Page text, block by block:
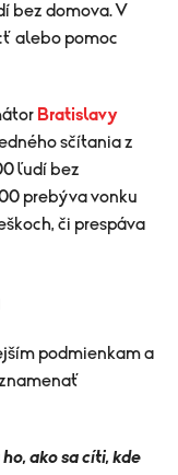
bez domova. V
alebo pomoc
Bratislavy
sčítania z
ľudí bez
prebýva vonku
či prespáva
podmienkam a
ako sa cíti, kde